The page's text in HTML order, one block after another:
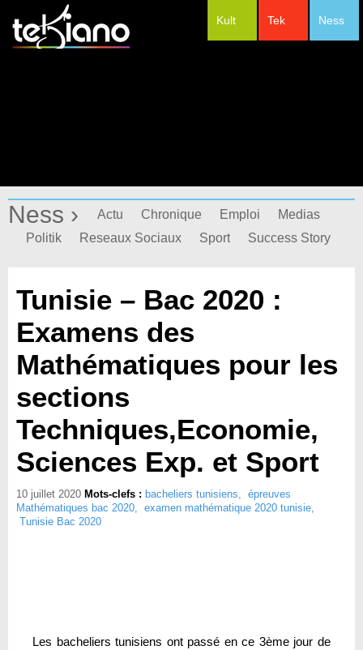
Ness
Tek
Kult
Ness › Actu Chronique Emploi
Medias
Politik
Reseaux Sociaux Sport Success Story
Tunisie – Bac 2020 :
Examens des
Mathématiques pour les
sections
Techniques,Economie,
Sciences Exp. et Sport
10 juillet 2020 Mots-clefs : bacheliers tunisiens, épreuves
Mathématiques bac 2020, examen mathématique 2020 tunisie,
Tunisie Bac 2020
Les bacheliers tunisiens ont passé en ce 3ème jour de